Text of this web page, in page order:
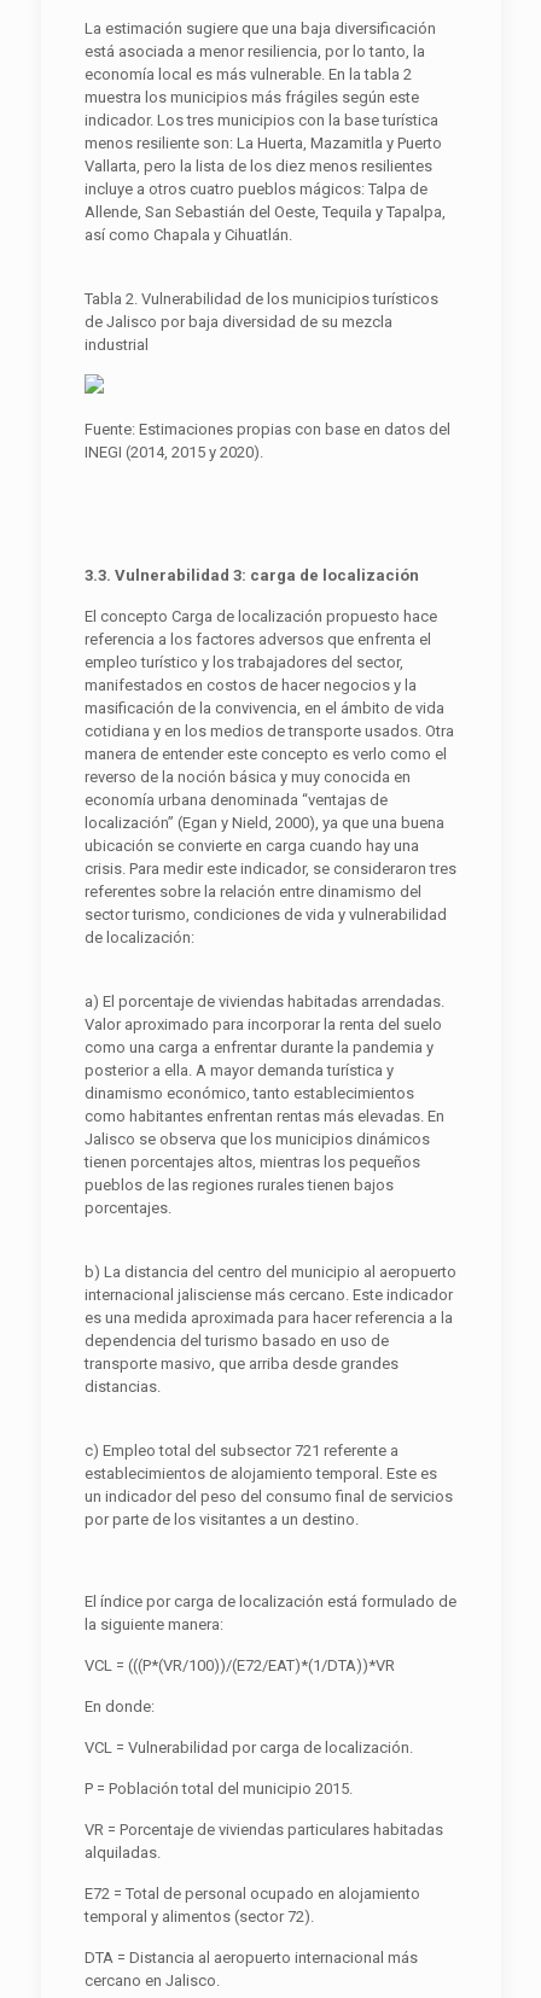
La estimación sugiere que una baja diversificación
está asociada a menor resiliencia, por lo tanto, la
economía local es más vulnerable. En la tabla 2
muestra los municipios más frágiles según este
indicador. Los tres municipios con la base turística
menos resiliente son: La Huerta, Mazamitla y Puerto
Vallarta, pero la lista de los diez menos resilientes
incluye a otros cuatro pueblos mágicos: Talpa de
Allende, San Sebastián del Oeste, Tequila y Tapalpa,
así como Chapala y Cihuatlán.
Tabla 2. Vulnerabilidad de los municipios turísticos
de Jalisco por baja diversidad de su mezcla
industrial
Fuente: Estimaciones propias con base en datos del
INEGI (2014, 2015 y 2020).
3.3. Vulnerabilidad 3: carga de localización
El concepto Carga de localización propuesto hace
referencia a los factores adversos que enfrenta el
empleo turístico y los trabajadores del sector,
manifestados en costos de hacer negocios y la
masificación de la convivencia, en el ámbito de vida
cotidiana y en los medios de transporte usados. Otra
manera de entender este concepto es verlo como el
reverso de la noción básica y muy conocida en
economía urbana denominada “ventajas de
localización” (Egan y Nield, 2000), ya que una buena
ubicación se convierte en carga cuando hay una
crisis. Para medir este indicador, se consideraron tres
referentes sobre la relación entre dinamismo del
sector turismo, condiciones de vida y vulnerabilidad
de localización:
a) El porcentaje de viviendas habitadas arrendadas.
Valor aproximado para incorporar la renta del suelo
como una carga a enfrentar durante la pandemia y
posterior a ella. A mayor demanda turística y
dinamismo económico, tanto establecimientos
como habitantes enfrentan rentas más elevadas. En
Jalisco se observa que los municipios dinámicos
tienen porcentajes altos, mientras los pequeños
pueblos de las regiones rurales tienen bajos
porcentajes.
b) La distancia del centro del municipio al aeropuerto
internacional jalisciense más cercano. Este indicador
es una medida aproximada para hacer referencia a la
dependencia del turismo basado en uso de
transporte masivo, que arriba desde grandes
distancias.
c) Empleo total del subsector 721 referente a
establecimientos de alojamiento temporal. Este es
un indicador del peso del consumo final de servicios
por parte de los visitantes a un destino.
El índice por carga de localización está formulado de
la siguiente manera:
VCL = (((P*(VR/100))/(E72/EAT)*(1/DTA))*VR
En donde:
VCL = Vulnerabilidad por carga de localización.
P = Población total del municipio 2015.
VR = Porcentaje de viviendas particulares habitadas
alquiladas.
E72 = Total de personal ocupado en alojamiento
temporal y alimentos (sector 72).
DTA = Distancia al aeropuerto internacional más
cercano en Jalisco.